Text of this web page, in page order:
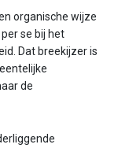
organische wijze
se bij het
Dat breekijzer is
de